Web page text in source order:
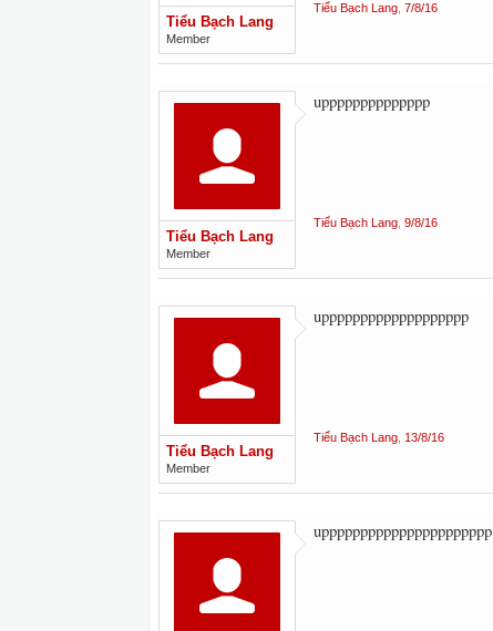
Tiểu Bạch Lang
Member
Tiểu Bạch Lang 7/8/16
Tiểu Bạch Lang
Member
upppppppppppppp
Tiểu Bạch Lang 9/8/16
Tiểu Bạch Lang
Member
uppppppppppppppppppp
Tiểu Bạch Lang 13/8/16
upppppppppppppppppppppp